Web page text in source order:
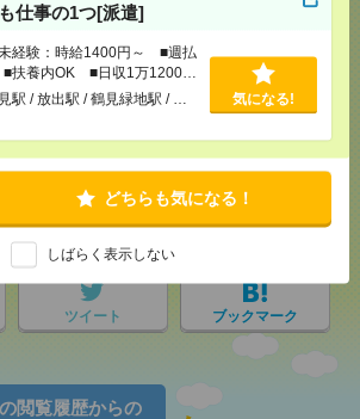
仕事の1つ[派遣]
経験：時給1400円～ ■週払
扶養内OK ■日収1万1200円
駅 / 放出駅 / 鶴見緑地駅 / … 気になる!
どちらも気になる！
しばらく表示しない
応募ページへ
！ 電話応募
LINE
ツイート ブックマーク
閲覧履歴からの